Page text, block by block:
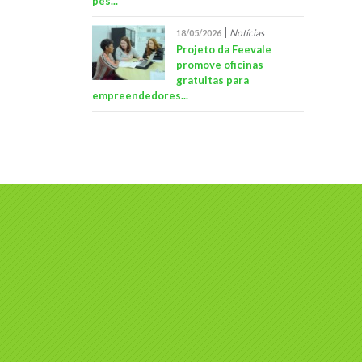
18/05/2026 Notícias
Projeto da Feevale
promove oficinas
gratuitas para
empreendedores...